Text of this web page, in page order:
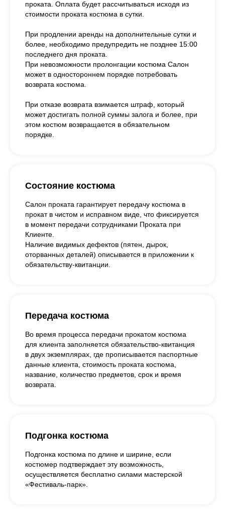
проката. Оплата будет рассчитываться исходя из
стоимости проката костюма в сутки.
При продлении аренды на дополнительные сутки и
более, необходимо предупредить не позднее 15:00
последнего дня проката.
При невозможности пролонгации костюма Салон
может в одностороннем порядке потребовать
возврата костюма.
При отказе возврата взимается штраф, который
может достигать полной суммы залога и более, при
этом костюм возвращается в обязательном
порядке.
Состояние костюма
Салон проката гарантирует передачу костюма в
прокат в чистом и исправном виде, что фиксируется
в момент передачи сотрудниками Проката при
Клиенте.
Наличие видимых дефектов (пятен, дырок,
оторванных деталей) описывается в приложении к
обязательству-квитанции.
Передача костюма
Во время процесса передачи прокатом костюма
для клиента заполняется обязательство-квитанция
в двух экземплярах, где прописывается паспортные
данные клиента, стоимость проката костюма,
название, количество предметов, срок и время
возврата.
Подгонка костюма
Подгонка костюма по длине и ширине, если
костюмер подтверждает эту возможность,
осуществляется бесплатно силами мастерской
«Фестиваль-парк».